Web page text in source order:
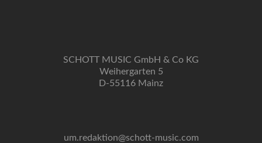
SCHOTT MUSIC GmbH & Co KG
Weihergarten 5
D-55116 Mainz
um.redaktion@schott-music.com